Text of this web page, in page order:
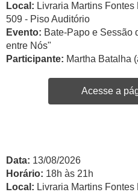
Local: Livraria Martins
509 - Piso Auditório
Evento: Bate-Papo e Sessão
entre Nós"
Participante: Martha Batalha
Acesse a
Data: 13/08/2026
Horário: 18h às 21h
Local: Livraria Martins